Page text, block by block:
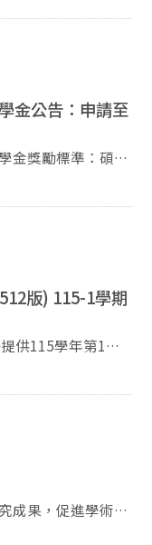
金公告：申請至
金獎勵標準：碩、
」、「學術表
前送交社工所辦
，不需提供相關證
以供審查，逾期
版) 115-1學期
獎學金辦理及申
成果，促進學術研
於學術發表，更有